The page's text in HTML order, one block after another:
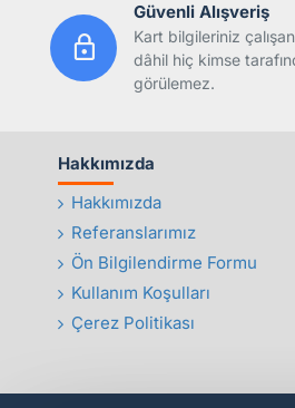
Güvenli Alışveriş
Kart bilgileriniz
dâhil hiç kimse
görülemez.
Hakkımızda
Hakkımızda
Referanslarımız
Ön Bilgilendirme Formu
Kullanım Koşulları
Çerez Politikası